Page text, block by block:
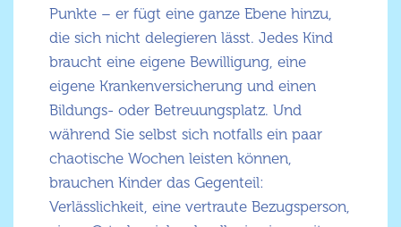
Punkte – er fügt eine ganze Ebene hinzu,
die sich nicht delegieren lässt. Jedes Kind
braucht eine eigene Bewilligung, eine
eigene Krankenversicherung und einen
Bildungs- oder Betreuungsplatz. Und
während Sie selbst sich notfalls ein paar
chaotische Wochen leisten können,
brauchen Kinder das Gegenteil:
Verlässlichkeit, eine vertraute Bezugsperson,